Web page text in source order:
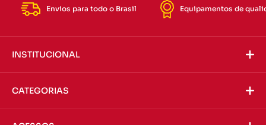
Envios para todo o Brasil Equipamentos de
INSTITUCIONAL
CATEGORIAS